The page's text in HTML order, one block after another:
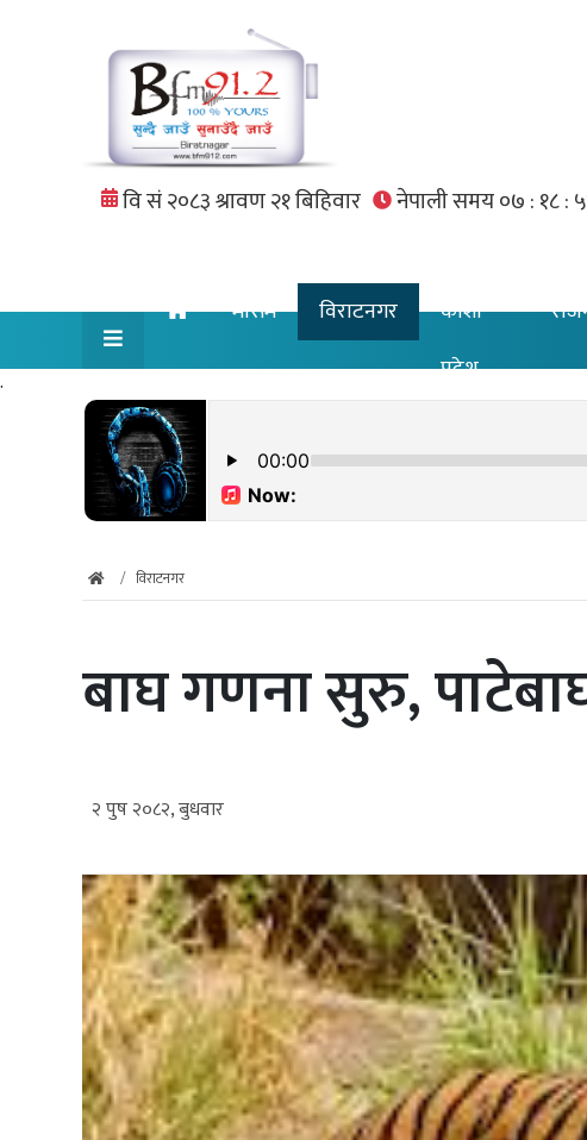
मौसम विराटनगर
कोशी
प्रदेश
.
विराटनगर
बाघ गणना सुरु,
२ पुष २०८२, बुधवार